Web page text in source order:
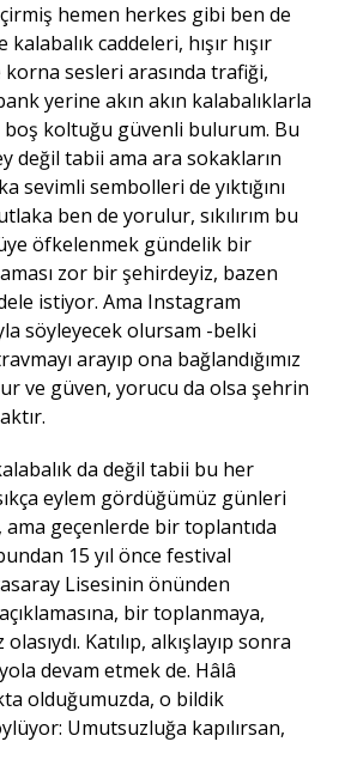
hemen herkes gibi ben de
caddeleri, hışır hışır
korna sesleri arasında trafiği,
yerine akın akın kalabalıklarla
koltuğu güvenli bulurum. Bu
değil tabii ama ara sokakların
sevimli sembolleri de yıktığını
ben de yorulur, sıkılırım bu
öfkelenmek gündelik bir
zor bir şehirdeyiz, bazen
istiyor. Ama Instagram
söyleyecek olursam -belki
arayıp ona bağlandığımız
ve güven, yorucu da olsa şehrin
da değil tabii bu her
eylem gördüğümüz günleri
geçenlerde bir toplantıda
15 yıl önce festival
Lisesinin önünden
bir toplanmaya,
Katılıp, alkışlayıp sonra
devam etmek de. Hâlâ
olduğumuzda, o bildik
Umutsuzluğa kapılırsan,